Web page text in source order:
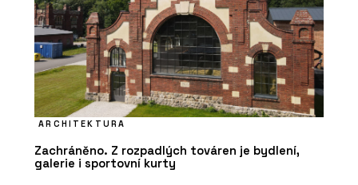
ARCHITEKTURA
Zachráněno. Z rozpadlých továren je bydlení,
galerie i sportovní kurty